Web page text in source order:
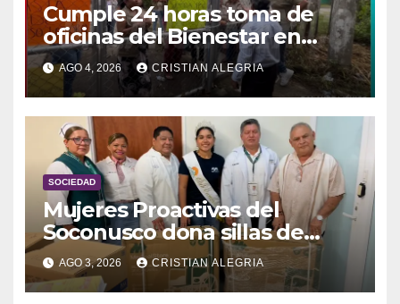
Cumple 24 horas toma de
oficinas del Bienestar en
Tapachula y podría
prolongarse hasta el lunes
AGO 4, 2026 CRISTIAN ALEGRIA
SOCIEDAD
Mujeres Proactivas del
Soconusco dona sillas de
ruedas e insumos al Hospital
General de Tapachula
AGO 3, 2026 CRISTIAN ALEGRIA